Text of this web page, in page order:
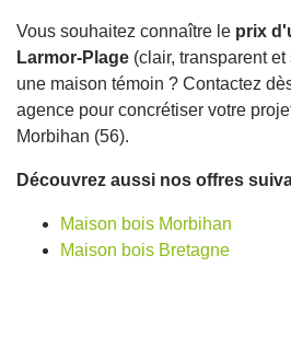
Vous souhaitez connaître le prix
Larmor-Plage (clair, transparent
une maison témoin ? Contactez
agence pour concrétiser votre
Morbihan (56).
Découvrez aussi nos offres
Maison bois Morbihan
Maison bois Bretagne